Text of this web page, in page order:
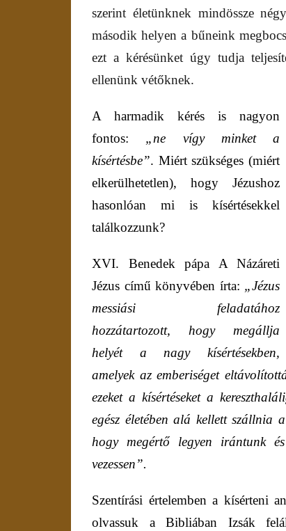
szerint életünknek mindössze
második helyen a bűneink
ezt a kérésünket úgy tudja
ellenünk vétőknek.
A harmadik kérés is nagyon
fontos: „ne vígy minket a
kísértésbe”. Miért szükséges (miért
elkerülhetetlen), hogy Jézushoz
hasonlóan mi is kísértésekkel
találkozzunk?
XVI. Benedek pápa A Názáreti
Jézus című könyvében írta: „Jézus
messiási feladatához
hozzátartozott, hogy
megállja
helyét a nagy kísértésekben,
amelyek az emberiséget
ezeket a kísértéseket a
egész életében alá kellett szállnia
hogy megértő legyen irántunk
vezessen”.
Szentírási értelemben a kísérteni
olvassuk a Bibliában Izsák